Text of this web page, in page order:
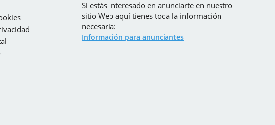
Si estás interesado en anunciarte en nuestro
sitio Web aquí tienes toda la información
necesaria:
Información para anunciantes